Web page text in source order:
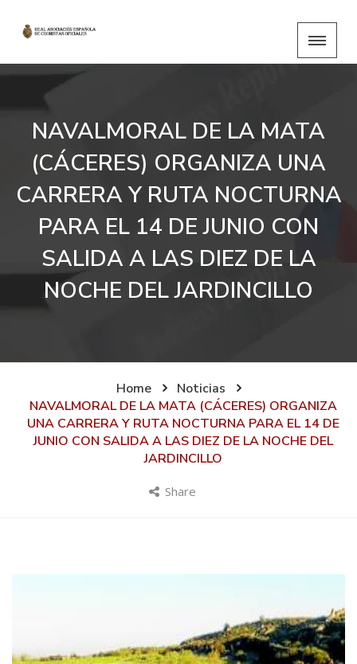
NAVALMORAL DE LA MATA
(CÁCERES) ORGANIZA UNA
CARRERA Y RUTA NOCTURNA
PARA EL 14 DE JUNIO CON
SALIDA A LAS DIEZ DE LA
NOCHE DEL JARDINCILLO
Home
Noticias
NAVALMORAL DE LA MATA (CÁCERES) ORGANIZA
UNA CARRERA Y RUTA NOCTURNA PARA EL 14 DE
JUNIO CON SALIDA A LAS DIEZ DE LA NOCHE DEL
JARDINCILLO
Share